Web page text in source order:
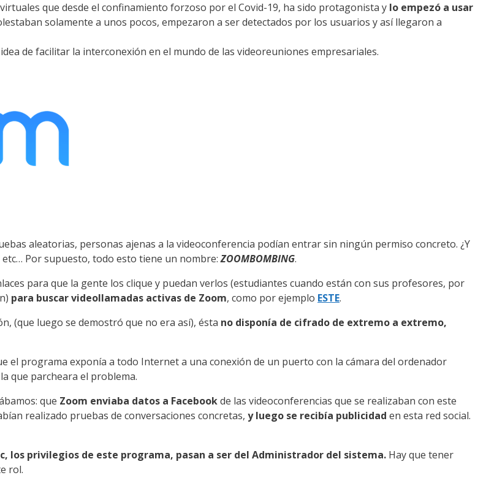
que desde el confinamiento forzoso por el Covid-19, ha sido protagonista y lo empezó a usar
solamente a unos pocos, empezaron a ser detectados por los usuarios y así llegaron a
de facilitar la interconexión en el mundo de las videoreuniones empresariales.
aleatorias, personas ajenas a la videoconferencia podían entrar sin ningún permiso concreto. ¿Y
Por supuesto, todo esto tiene un nombre:ZOOMBOMBING.
para que la gente los clique y puedan verlos (estudiantes cuando están con sus profesores, por
para buscar videollamadas activas de Zoom, como por ejemplo ESTE.
(que luego se demostró que no era así), ésta no disponía de cifrado de extremo a extremo,
el programa exponía a todo Internet a una conexión de un puerto con la cámara del ordenador
que parcheara el problema.
que Zoom enviaba datos a Facebookde las videoconferencias que se realizaban con este
realizado pruebas de conversaciones concretas, y luego se recibía publicidad en esta red social.
los privilegios de este programa, pasan a ser del Administrador del sistema. Hay que tener
rol.